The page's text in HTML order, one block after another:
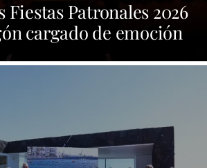
Fiestas Patronales 2026
cargado de emoción